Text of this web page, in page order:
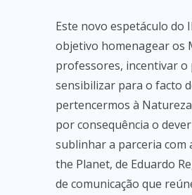
Este novo espetáculo do
objetivo homenagear os
professores, incentivar o
sensibilizar para o facto
pertencermos à
por consequência o
sublinhar a parceria com
the Planet, de Eduardo
de comunicação que